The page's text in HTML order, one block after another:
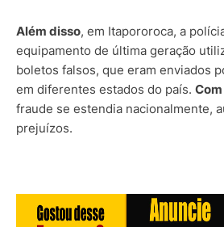
Além disso, em Itapororoca, a
equipamento de última geração
boletos falsos, que eram enviados
em diferentes estados do país.
fraude se estendia nacionalmente,
prejuízos.